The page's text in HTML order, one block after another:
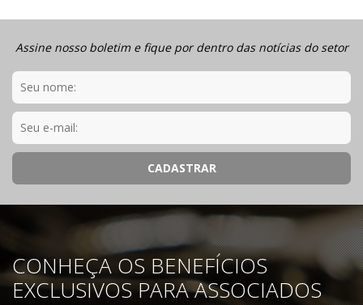
Assine nosso boletim e fique por dentro das notícias do setor
CONHEÇA OS BENEFÍCIOS
EXCLUSIVOS PARA ASSOCIADOS